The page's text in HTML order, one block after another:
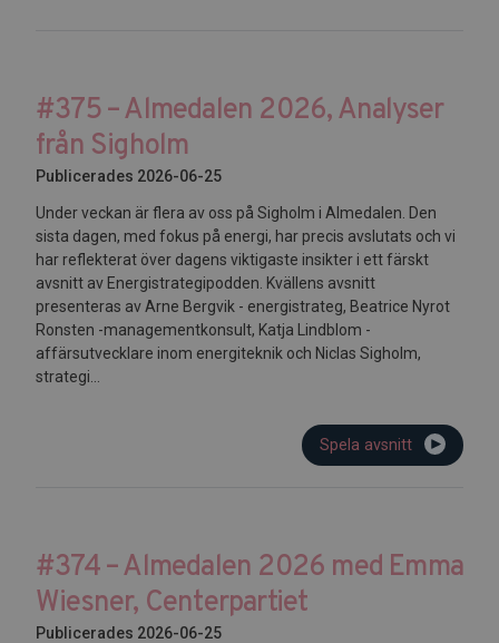
#375 – Almedalen 2026, Analyser
från Sigholm
Publicerades 2026-06-25
Under veckan är flera av oss på Sigholm i Almedalen. Den
sista dagen, med fokus på energi, har precis avslutats och vi
har reflekterat över dagens viktigaste insikter i ett färskt
avsnitt av Energistrategipodden. Kvällens avsnitt
presenteras av Arne Bergvik - energistrateg, Beatrice Nyrot
Ronsten -managementkonsult, Katja Lindblom -
affärsutvecklare inom energiteknik och Niclas Sigholm,
strategi...
Spela avsnitt
#374 – Almedalen 2026 med Emma
Wiesner, Centerpartiet
Publicerades 2026-06-25